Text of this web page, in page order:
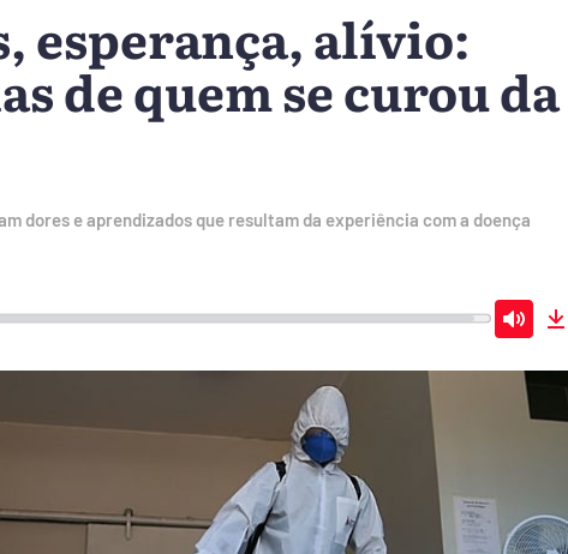
esperança, alívio:
de quem se curou da
dores e aprendizados que resultam da experiência com a doença
Mute